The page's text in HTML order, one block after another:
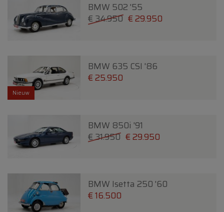
BMW 502 '55
€ 34.950 € 29.950
Nieuw
BMW 635 CSI '86
€ 25.950
BMW 850i '91
€ 31.950 € 29.950
BMW Isetta 250 '60
€ 16.500